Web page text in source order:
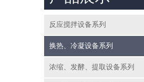
反应搅拌设备系列
换热、冷凝设备系列
浓缩、发酵、提取设备系列